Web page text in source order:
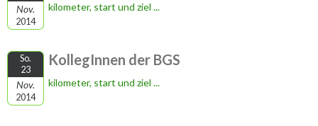
Nov.
2014
kilometer, start und ziel ...
So.
23
Nov.
2014
KollegInnen der BGS
kilometer, start und ziel ...